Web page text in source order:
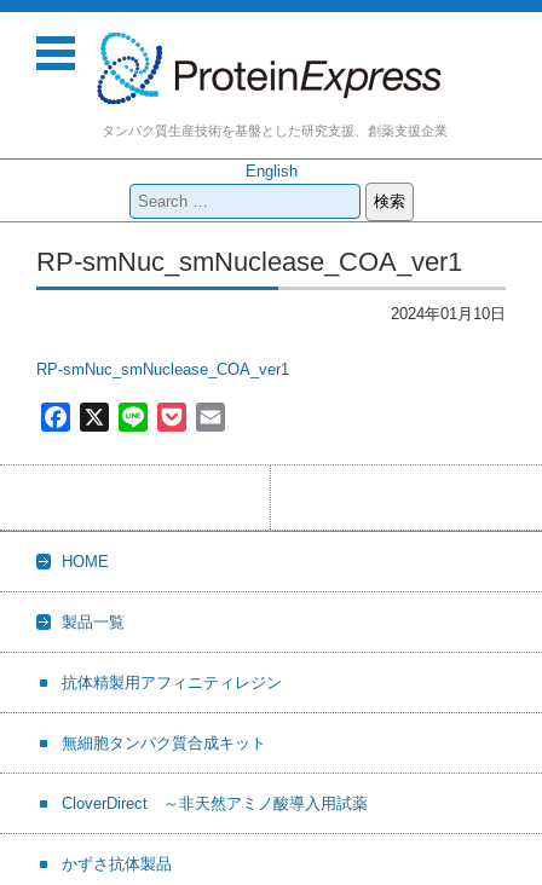
タンパク質生産技術を基盤とした研究支援、創薬支援企業
English
検
索:
コンテンツに移動
RP-smNuc_smNuclease_COA_ver1
2024年01月10日
RP-smNuc_smNuclease_COA_ver1
b
o
o
k
e
l
HOME
製品一覧
抗体精製用アフィニティレジン
無細胞タンパク質合成キット
CloverDirect ～非天然アミノ酸導入用試薬
かずさ抗体製品